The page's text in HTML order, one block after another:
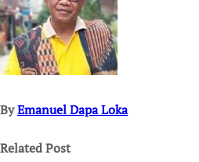
ByEmanuel Dapa Loka
Related Post